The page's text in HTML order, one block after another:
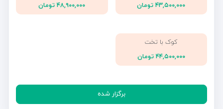
۴۳,۵۰۰,۰۰۰ تومان
۴۸,۹۰۰,۰۰۰ تومان
کوک با تخت
۴۴,۵۰۰,۰۰۰ تومان
برگزار شده